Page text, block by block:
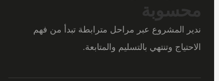
محسوبة
ندير المشروع عبر مراحل مترابطة تبدأ من فهم
الاحتياج وتنتهي بالتسليم والمتابعة.